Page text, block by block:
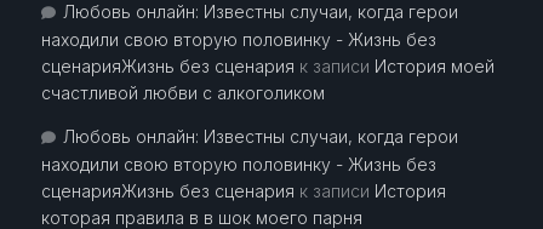
Любовь онлайн: Известны случаи, когда герои
находили свою вторую половинку - Жизнь без
сценарияЖизнь без сценария к записи История моей
счастливой любви с алкоголиком
Любовь онлайн: Известны случаи, когда герои
находили свою вторую половинку - Жизнь без
сценарияЖизнь без сценария к записи История
которая правила в в шок моего парня